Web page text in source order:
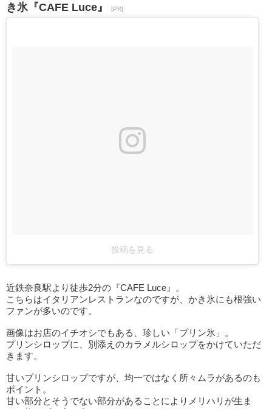
き氷『CAFE Luce』
[PR]
投稿を見る
近鉄奈良駅より徒歩2分の『CAFE Luce』。
こちらはイタリアンレストランなのですが、かき氷にも根強い
ファンが多いのです。
画像はお店のイチオシでもある、珍しい「プリン氷」。
プリンシロップに、別添えのカラメルシロップをかけていただ
きます。
甘いプリンシロップですが、均一ではなく所々ムラがあるのも
ポイント。
甘い部分とそうでない部分があることによりメリハリが生ま